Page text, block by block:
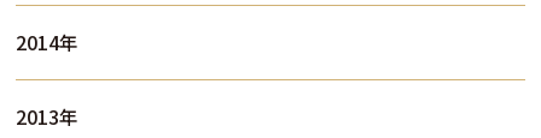
2014年
2013年